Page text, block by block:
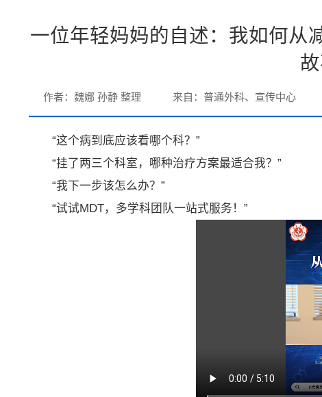
一位年轻妈妈的自述：我如何
作者：魏娜 孙静 整理 来自：普通外科、宣传中心
“这个病到底应该看哪个科？”
“挂了两三个科室，哪种治疗方案最适合我？”
“我下一步该怎么办？”
“试试MDT，多学科团队一站式服务！”